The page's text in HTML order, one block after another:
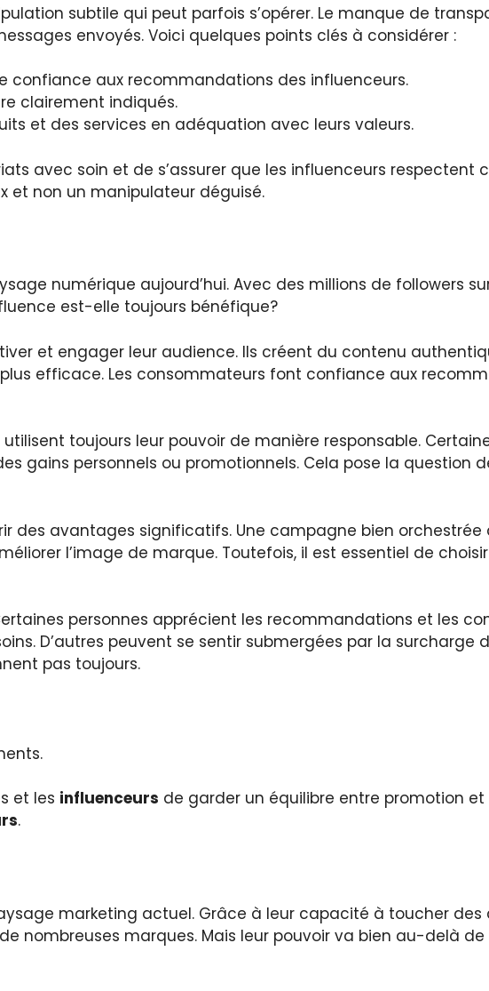
subtile qui peut parfois s’opérer. Le manque de
envoyés. Voici quelques points clés à considérer :
confiance aux recommandations des influenceurs.
clairement indiqués.
et des services en adéquation avec leurs valeurs.
avec soin et de s’assurer que les influenceurs respectent
et non un manipulateur déguisé.
numérique aujourd’hui. Avec des millions de followers
est-elle toujours bénéfique?
et engager leur audience. Ils créent du contenu
efficace. Les consommateurs font confiance aux
utilisent toujours leur pouvoir de manière responsable.
gains personnels ou promotionnels. Cela pose la question
des avantages significatifs. Une campagne bien
l’image de marque. Toutefois, il est essentiel de
personnes apprécient les recommandations et les
D’autres peuvent se sentir submergées par la surcharge
pas toujours.
et les influenceurs de garder un équilibre entre promotion
.
marketing actuel. Grâce à leur capacité à toucher
nombreuses marques. Mais leur pouvoir va bien au-delà